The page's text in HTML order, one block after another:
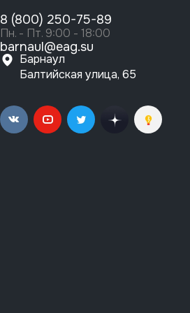
8 (800) 250-75-89
Пн. - Пт. 9:00 - 18:00
barnaul@eag.su
Барнаул
Балтийская улица, 65